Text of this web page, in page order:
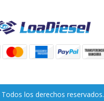
los derechos reservados.